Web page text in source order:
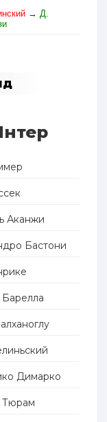
→ Д.
Аканжи
Бастони
Димарко
Тюрам